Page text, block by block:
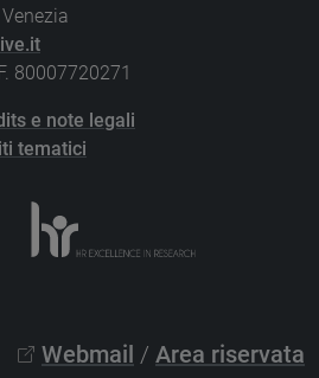
80007720271
e note legali
tematici
Webmail / Area riservata